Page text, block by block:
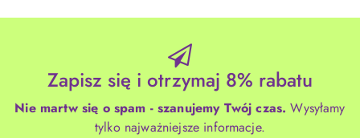
Zapisz się i otrzymaj 8% rabatu
Nie martw się o spam - szanujemy Twój czas. Wysyłamy
tylko najważniejsze informacje.